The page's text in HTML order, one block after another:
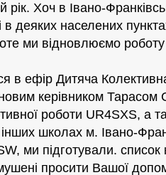
Хоч в Івано-
в деяких населених
ми відновлюємо
в ефір Дитяча Колективна
керівником Тарасом
роботи UR4SXS, а
школах м. Івано-
ми підготували. список
просити Вашої